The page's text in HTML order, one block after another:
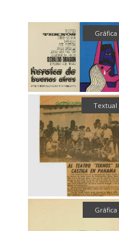
Gráfica
Textual
Gráfica